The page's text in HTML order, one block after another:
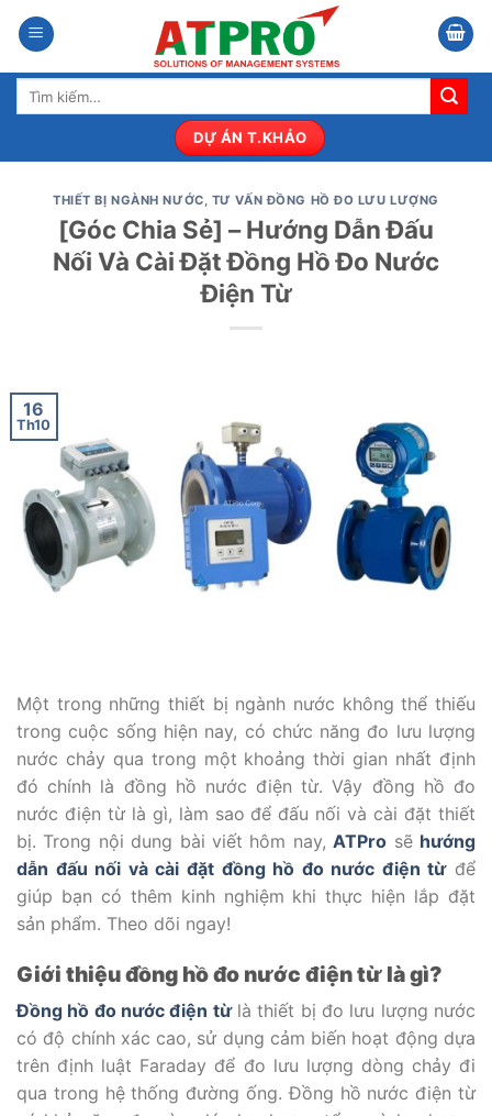
qua
nội
dung
Tìm
DỰ ÁN T.KHẢO
THIẾT BỊ NGÀNH NƯỚC, TƯ VẤN ĐỒNG HỒ ĐO LƯU LƯỢNG
[Góc Chia Sẻ] – Hướng Dẫn Đấu
Nối Và Cài Đặt Đồng Hồ Đo Nước
Điện Từ
16
Th10
Một trong những thiết bị ngành nước không thể thiếu
trong cuộc sống hiện nay, có chức năng đo lưu lượng
nước chảy qua trong một khoảng thời gian nhất định
đó chính là đồng hồ nước điện từ. Vậy đồng hồ đo
nước điện từ là gì, làm sao để đấu nối và cài đặt thiết
bị. Trong nội dung bài viết hôm nay,ATPro sẽ hướng
dẫn đấu nối và cài đặt đồng hồ đo nước điện từđể
giúp bạn có thêm kinh nghiệm khi thực hiện lắp đặt
sản phẩm. Theo dõi ngay!
Giới thiệu đồng hồ đo nước điện từ là gì?
Đồng hồ đo nước điện từlà thiết bị đo lưu lượng nước
có độ chính xác cao, sử dụng cảm biến hoạt động dựa
trên định luật Faraday để đo lưu lượng dòng chảy đi
qua trong hệ thống đường ống. Đồng hồ nước điện từ